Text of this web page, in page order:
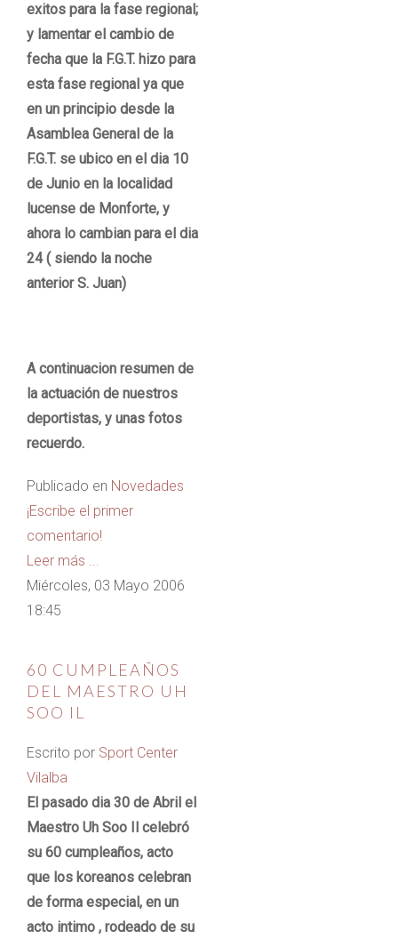
exitos para la fase regional;
y lamentar el cambio de
fecha que la F.G.T. hizo para
esta fase regional ya que
en un principio desde la
Asamblea General de la
F.G.T. se ubico en el dia 10
de Junio en la localidad
lucense de Monforte, y
ahora lo cambian para el dia
24 ( siendo la noche
anterior S. Juan)
A continuacion resumen de
la actuación de nuestros
deportistas, y unas fotos
recuerdo.
Publicado en Novedades
¡Escribe el primer
comentario!
Leer más ...
Miércoles, 03 Mayo 2006
18:45
60 CUMPLEAÑOS
DEL MAESTRO UH
SOO IL
Escrito por Sport Center
Vilalba
El pasado dia 30 de Abril el
Maestro Uh Soo Il celebró
su 60 cumpleaños, acto
que los koreanos celebran
de forma especial, en un
acto intimo , rodeado de su